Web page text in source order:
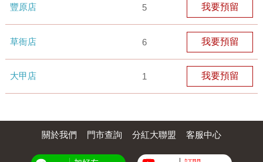
豐原店 5 我要預留
草衙店 6 我要預留
大甲店 1 我要預留
關於我們 門市查詢 分紅大聯盟 客服中心